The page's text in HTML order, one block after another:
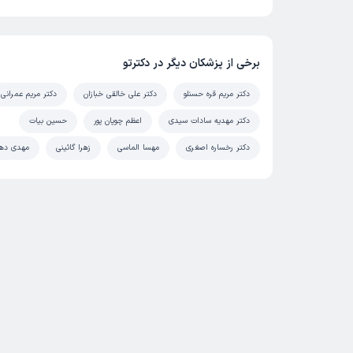
برخی از پزشکان دیگر در دکترتو
دکتر مریم قره حسنلو دکتر علی خالقی خبازان دکتر مریم عمرانی
دکتر مهدیه سادات سیدی اعظم چوپان پور حسین بیات
دکتر رخساره اصغری مهسا الماسی زهرا گائینی مهدی